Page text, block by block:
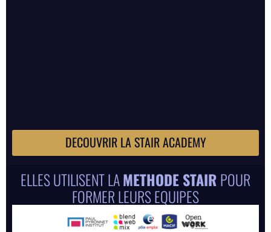
DECOUVRIR LA STAIR ACADEMY
ELLES UTILISENT LAMETHODE STAIRPOUR
FORMER LEURS EQUIPES